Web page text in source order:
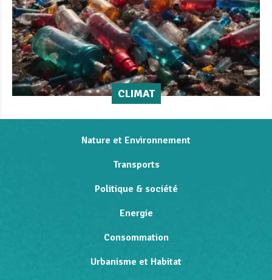
CLIMAT
Nature et Environnement
Transports
Politique & société
Energie
Consommation
Urbanisme et Habitat